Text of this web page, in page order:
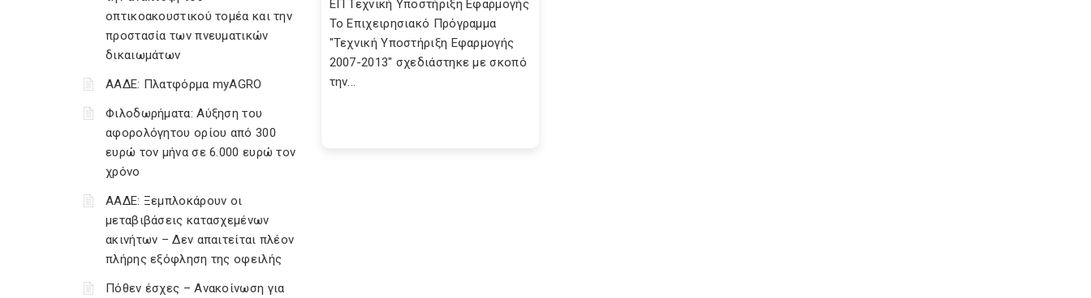
οπτικοακουστικού τομέα και την
προστασία των πνευματικών
δικαιωμάτων
ΑΑΔΕ: Πλατφόρμα myAGRO
Φιλοδωρήματα: Αύξηση του
αφορολόγητου ορίου από 300
ευρώ τον μήνα σε 6.000 ευρώ τον
χρόνο
ΑΑΔΕ: Ξεμπλοκάρουν οι
μεταβιβάσεις κατασχεμένων
ακινήτων – Δεν απαιτείται πλέον
πλήρης εξόφληση της οφειλής
Πόθεν έσχες – Ανακοίνωση για
ΕΠ Τεχνική Υποστήριξη Εφαρμογής
Το Επιχειρησιακό Πρόγραμμα
"Τεχνική Υποστήριξη Εφαρμογής
2007-2013" σχεδιάστηκε με σκοπό
την...